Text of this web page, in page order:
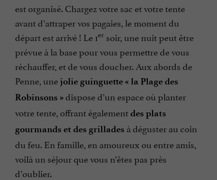
est organisé. Chargez votre sac et votre tente
avant d’attraper vos pagaies, le moment du
départ est arrivé ! Le 1er soir, une nuit peut être
prévue à la base pour vous permettre de vous
réchauffer, et de vous doucher. Aux abords de
Penne, unejolie guinguette « la Plage des
Robinsons »dispose d’un espace où planter
votre tente, offrant égalementdes plats
gourmands et des grillades à déguster au coin
du feu. En famille, en amoureux ou entre amis,
voilà un séjour que vous n’êtes pas près
d’oublier.